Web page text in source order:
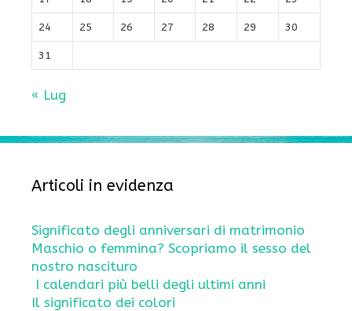
24 25 26 27 28 29 30
31
« Lug
Articoli in evidenza
Significato degli anniversari di matrimonio
Maschio o femmina? Scopriamo il sesso del
nostro nascituro
I calendari più belli degli ultimi anni
Il significato dei colori